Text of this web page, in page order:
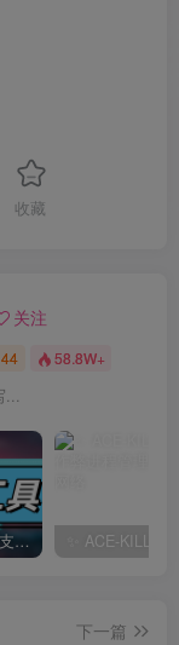
收藏
关注
44 58.8W+
...
黑苹果显卡和CPU支持情况以及购买硬件防踩坑指南
下一篇